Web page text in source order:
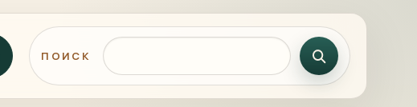
ПОИСК Поиск по сайту